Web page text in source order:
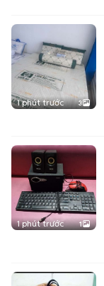
1 phút trước 3
1 phút trước 1